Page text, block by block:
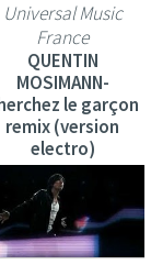
Universal Music
France
QUENTIN
MOSIMANN-
le garçon
remix (version
electro)